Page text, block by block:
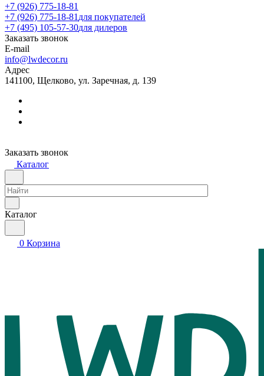
+7 (926) 775-18-81
+7 (926) 775-18-81 для покупателей
+7 (495) 105-57-30для дилеров
Заказать звонок
E-mail
info@lwdecor.ru
Адрес
141100, Щелково, ул. Заречная, д. 139
Заказать звонок
Каталог
Каталог
0 Корзина